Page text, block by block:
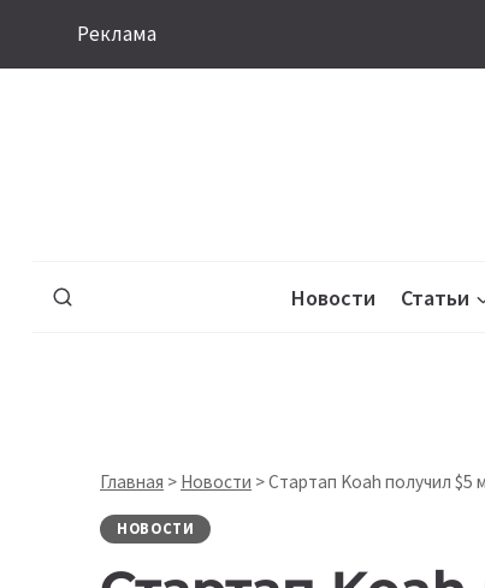
Реклама
Новости Статьи
Главная > Новости >Стартап Koah получил $5
НОВОСТИ